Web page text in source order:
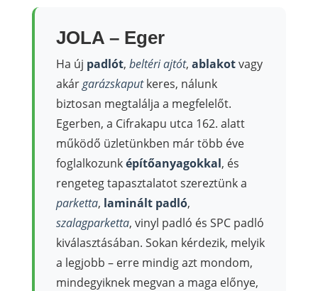
JOLA – Eger
Ha új padlót, beltéri ajtót, ablakotvagy
akárgarázskaputkeres, nálunk
biztosan megtalálja a megfelelőt.
Egerben, a Cifrakapu utca 162. alatt
működő üzletünkben már több éve
foglalkozunképítőanyagokkal, és
rengeteg tapasztalatot szereztünk a
parketta, laminált padló,
szalagparketta, vinyl padló és SPC padló
kiválasztásában. Sokan kérdezik, melyik
a legjobb – erre mindig azt mondom,
mindegyiknek megvan a maga előnye,